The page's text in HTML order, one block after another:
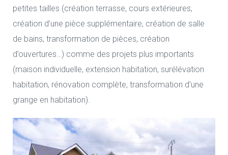
petites tailles (création terrasse, cours extérieures,
création d’une pièce supplémentaire, création de salle
de bains, transformation de pièces, création
d’ouvertures…) comme des projets plus importants
(maison individuelle, extension habitation, surélévation
habitation, rénovation complète, transformation d’une
grange en habitation).